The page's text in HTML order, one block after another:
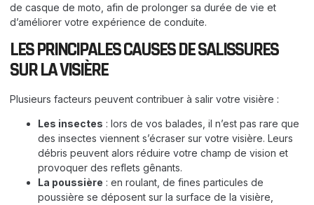
de casque de moto, afin de prolonger sa durée de vie et
d’améliorer votre expérience de conduite.
LES PRINCIPALES CAUSES DE SALISSURES
SUR LA VISIÈRE
Plusieurs facteurs peuvent contribuer à salir votre visière :
Les insectes : lors de vos balades, il n’est pas rare que
des insectes viennent s’écraser sur votre visière. Leurs
débris peuvent alors réduire votre champ de vision et
provoquer des reflets gênants.
La poussière : en roulant, de fines particules de
poussière se déposent sur la surface de la visière,